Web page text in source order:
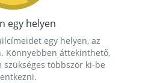
egy helyen
egy helyen, az
Könnyebben áttekinthető,
szükséges többször ki-be